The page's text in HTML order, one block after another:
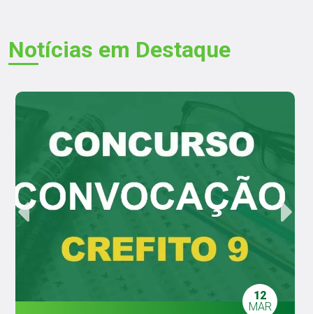
Notícias em Destaque
12
MAR